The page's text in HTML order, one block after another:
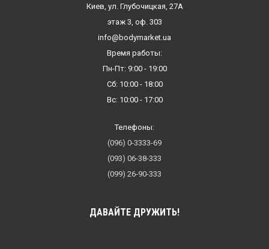
Киев, ул. Глубочицкая, 27А
этаж 3, оф. 303
info@bodymarket.ua
Время работы:
Пн-Пт: 9:00 - 19:00
Сб: 10:00 - 18:00
Вс: 10:00 - 17:00
Телефоны:
(096) 0-3333-69
(093) 06-38-333
(099) 26-90-333
ДАВАЙТЕ ДРУЖИТЬ!